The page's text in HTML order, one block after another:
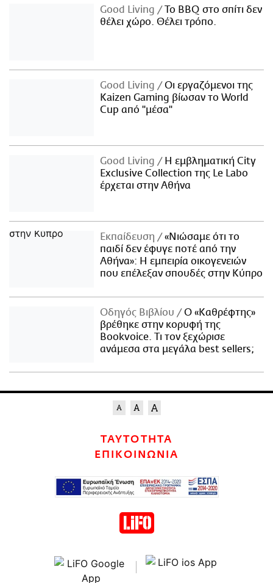
Good Living
Το BBQ στο σπίτι δεν
θέλει χώρο. Θέλει τρόπο.
Good Living
Οι εργαζόμενοι της
Kaizen Gaming βίωσαν το World
Cup από "μέσα"
Good Living
Η εμβληματική City
Exclusive Collection της Le Labo
έρχεται στην Αθήνα
Εκπαίδευση
«Νιώσαμε ότι το
παιδί δεν έφυγε ποτέ από την
Αθήνα»: Η εμπειρία οικογενειών
που επέλεξαν σπουδές στην Κύπρο
Οδηγός Βιβλίου
Ο «Καθρέφτης»
βρέθηκε στην κορυφή της
Bookvoice. Τι τον ξεχώρισε
ανάμεσα στα μεγάλα best sellers;
ΤΑΥΤΟΤΗΤΑ
ΕΠΙΚΟΙΝΩΝΙΑ